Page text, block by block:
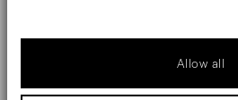
Allow all
Titan Pro
Rivestimento diamantato e